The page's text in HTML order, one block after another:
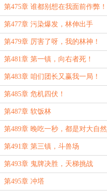
想到厉害到没朋友！
第475章 谁都别想在我面前作弊！
第477章 污染爆发，林伸出手
第479章 厉害了呀，我的林神！
第481章 第一镇，向右者死！
第483章 咱们团长又赢我一局！
第485章 危机四伏！
第487章 软饭林
第489章 晚吃一秒，都是对大自然
馈赠的不尊重！
第491章 第三镇，斗兽场
第493章 鬼牌决胜，天梯挑战
第495章 冲塔